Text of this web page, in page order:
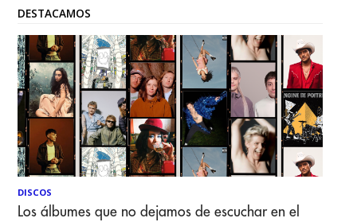
DESTACAMOS
DISCOS
Los álbumes que no dejamos de escuchar en el